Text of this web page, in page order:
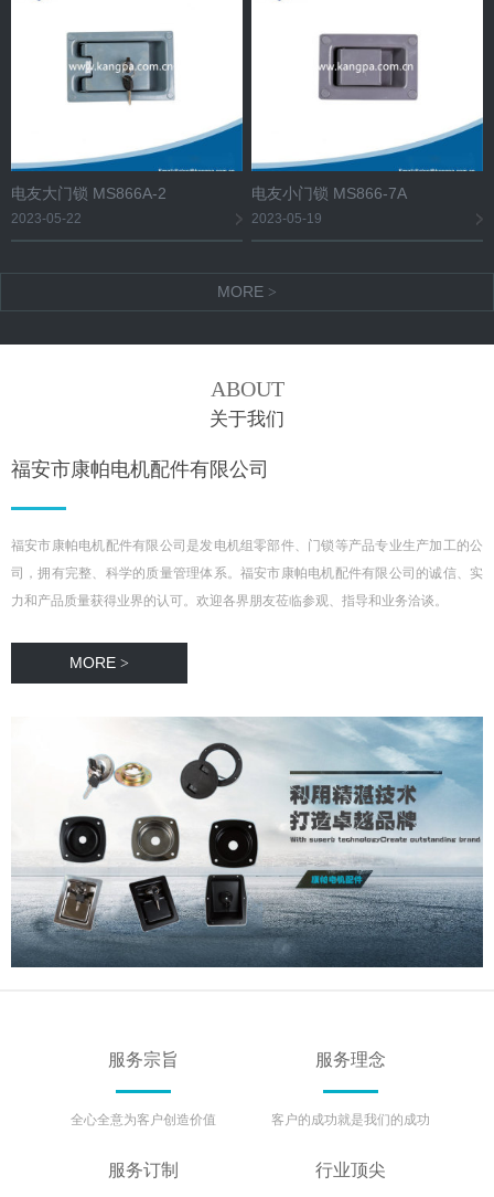
电友大门锁 MS866A-2
2023-05-22
电友小门锁 MS866-7A
2023-05-19
MORE >
ABOUT
关于我们
福安市康帕电机配件有限公司
福安市康帕电机配件有限公司是发电机组零部件、门锁等产品专业生产加工的公
司，拥有完整、科学的质量管理体系。福安市康帕电机配件有限公司的诚信、实
力和产品质量获得业界的认可。欢迎各界朋友莅临参观、指导和业务洽谈。
MORE >
服务宗旨
全心全意为客户创造价值
服务理念
客户的成功就是我们的成功
服务订制 行业顶尖